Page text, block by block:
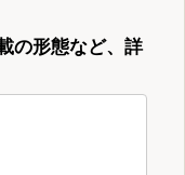
の形態など、詳